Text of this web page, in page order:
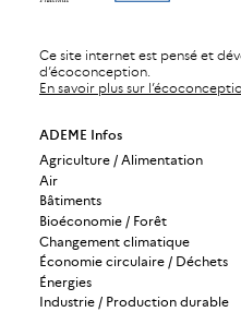
Ce site internet est pensé et
d’écoconception.
En savoir plus sur
ADEME Infos
Agriculture / Alimentation
Air
Bâtiments
Bioéconomie / Forêt
Changement climatique
Économie circulaire / Déchets
Énergies
Industrie / Production durable